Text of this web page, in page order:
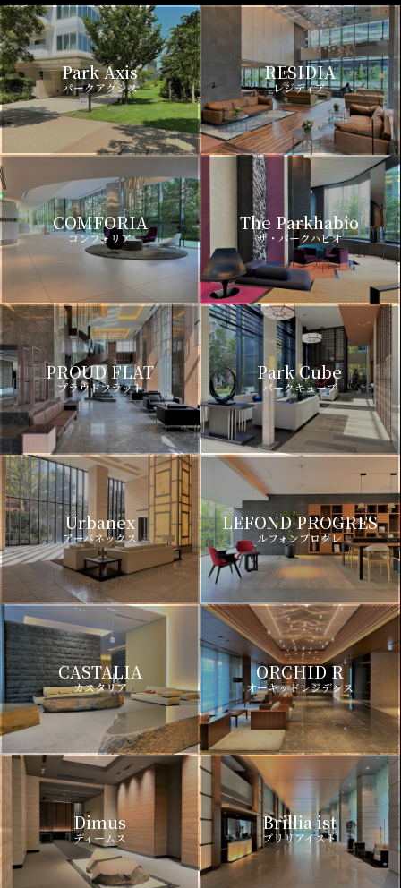
Park Axis
パークアクシス
RESIDIA
レジディア
COMFORIA
コンフォリア
The Parkhabio
ザ・パークハビオ
PROUD FLAT
プラウドフラット
Park Cube
パークキューブ
Urbanex
アーバネックス
LEFOND PROGRES
ルフォンプログレ
CASTALIA
カスタリア
ORCHID R
オーキッドレジデンス
Dimus
ディームス
Brillia ist
ブリリアイスト